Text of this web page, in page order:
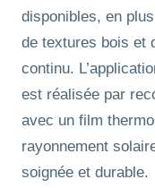
disponibles, en
de textures bois et
continu.
est réalisée par
avec un film
rayonnement
soignée et durable.